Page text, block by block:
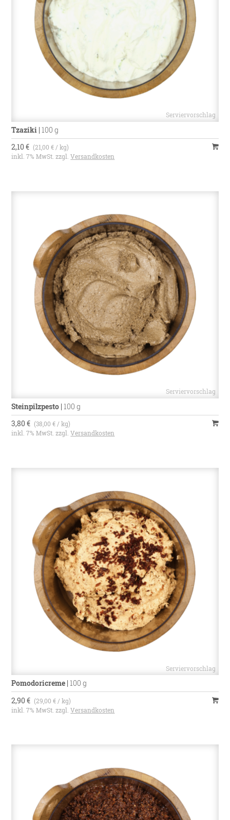
Tzaziki |100 g
2,10 € (21,00 € / kg)
inkl. 7% MwSt. zzgl.Versandkosten
Steinpilzpesto |100 g
3,80 € (38,00 € / kg)
inkl. 7% MwSt. zzgl.Versandkosten
Pomodoricreme |100 g
2,90 € (29,00 € / kg)
inkl. 7% MwSt. zzgl.Versandkosten